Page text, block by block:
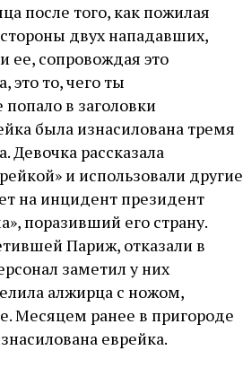
после того, как пожилая
двух нападавших,
ее, сопровождая это
это то, чего ты
в заголовки
была изнасилована тремя
рассказала
и использовали другие
на инцидент президент
поразивший его страну.
Париж, отказали в
заметил у них
алжирца с ножом,
Месяцем ранее в пригороде
еврейка.